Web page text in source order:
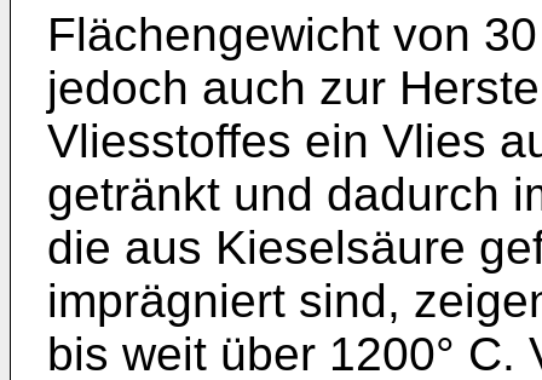
Flächengewicht von
jedoch auch zur
Vliesstoffes ein Vlies
getränkt und dadurch
die aus Kieselsäure
imprägniert sind,
bis weit über 1200° C.